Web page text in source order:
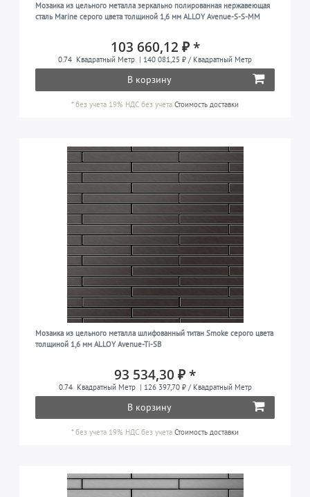
Мозаика из цельного металла зеркально полированная нержавеющая
сталь Marine серого цвета толщиной 1,6 мм ALLOY Avenue-S-S-MM
103 660,12 ₽ *
0.74 Квадратный Метр | 140 081,25 ₽ / Квадратный Метр
В корзину
*без учета 19% НДС без учета Стоимость доставки
Мозаика из цельного металла шлифованный титан Smoke серого цвета
толщиной 1,6 мм ALLOY Avenue-Ti-SB
93 534,30 ₽ *
0.74 Квадратный Метр | 126 397,70 ₽ / Квадратный Метр
В корзину
*без учета 19% НДС без учета Стоимость доставки